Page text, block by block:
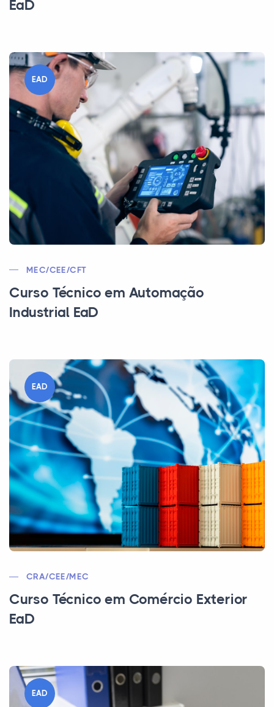
EaD
EAD
MEC/CEE/CFT
Curso Técnico em Automação
Industrial EaD
EAD
CRA/CEE/MEC
Curso Técnico em Comércio Exterior
EaD
EAD